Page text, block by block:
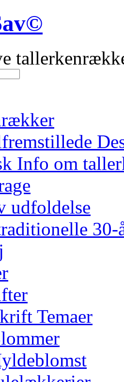
Info om
udfoldelse
Temaer